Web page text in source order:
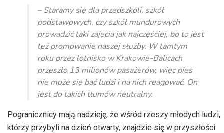
dźwiękowych– Staramy się dla przedszkoli, szkół
podstawowych, czy szkół mundurowych
prowadzić taki zajęcia jak najczęściej, bo to jest
też promowanie naszej służby. W tamtym
roku przez lotnisko w Krakowie-Balicach
przeszło 13 milionów pasażerów, więc pies
nie może się bać ludzi i na nich reagować. On
jest do takich tłumów neutralny.
Pogranicznicy mają nadzieję, że wśród rzeszy młodych ludzi,
którzy przybyli na dzień otwarty, znajdzie się w przyszłości